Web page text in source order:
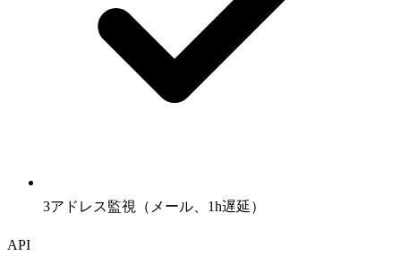
3アドレス監視（メール、1h遅延）
API